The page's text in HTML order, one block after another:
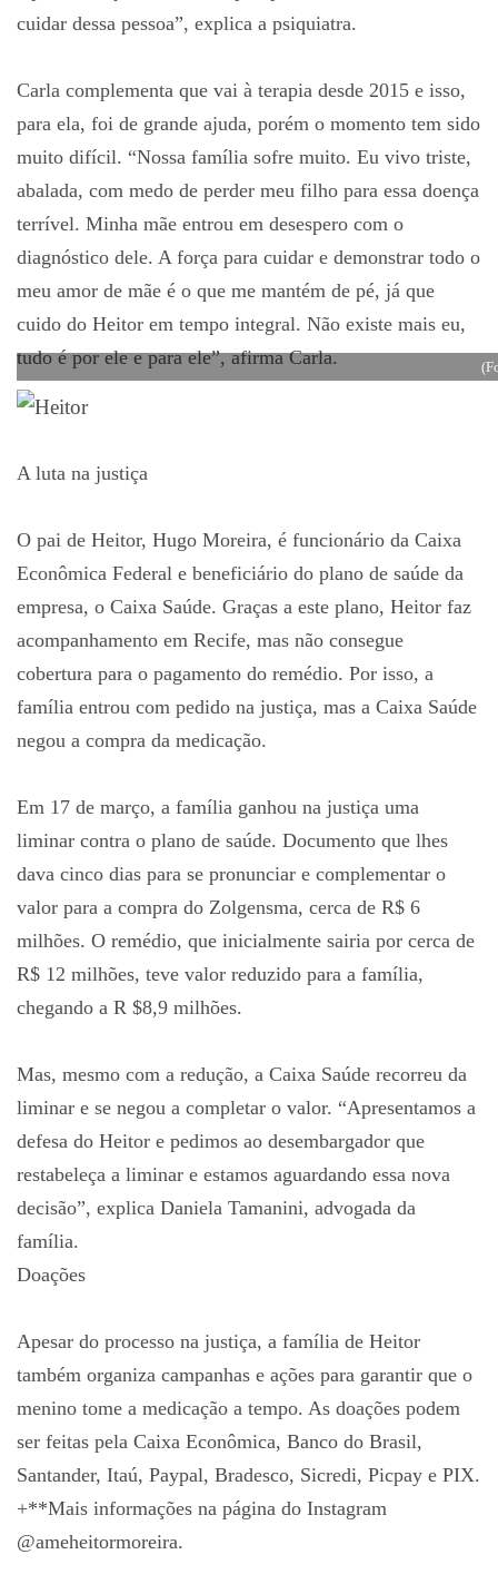
cuidar dessa pessoa”, explica a psiquiatra.
Carla complementa que vai à terapia desde 2015 e isso,
para ela, foi de grande ajuda, porém o momento tem sido
muito difícil. “Nossa família sofre muito. Eu vivo triste,
abalada, com medo de perder meu filho para essa doença
terrível. Minha mãe entrou em desespero com o
diagnóstico dele. A força para cuidar e demonstrar todo o
meu amor de mãe é o que me mantém de pé, já que
cuido do Heitor em tempo integral. Não existe mais eu,
tudo é por ele e para ele”, afirma Carla.
A luta na justiça
O pai de Heitor, Hugo Moreira, é funcionário da Caixa
Econômica Federal e beneficiário do plano de saúde da
empresa, o Caixa Saúde. Graças a este plano, Heitor faz
acompanhamento em Recife, mas não consegue
cobertura para o pagamento do remédio. Por isso, a
família entrou com pedido na justiça, mas a Caixa Saúde
negou a compra da medicação.
Em 17 de março, a família ganhou na justiça uma
liminar contra o plano de saúde. Documento que lhes
dava cinco dias para se pronunciar e complementar o
valor para a compra do Zolgensma, cerca de R$ 6
milhões. O remédio, que inicialmente sairia por cerca de
R$ 12 milhões, teve valor reduzido para a família,
chegando a R $8,9 milhões.
Mas, mesmo com a redução, a Caixa Saúde recorreu da
liminar e se negou a completar o valor. “Apresentamos a
defesa do Heitor e pedimos ao desembargador que
restabeleça a liminar e estamos aguardando essa nova
decisão”, explica Daniela Tamanini, advogada da
família.
Doações
Apesar do processo na justiça, a família de Heitor
também organiza campanhas e ações para garantir que o
menino tome a medicação a tempo. As doações podem
ser feitas pela Caixa Econômica, Banco do Brasil,
Santander, Itaú, Paypal, Bradesco, Sicredi, Picpay e PIX.
+**Mais informações na página do Instagram
@ameheitormoreira.